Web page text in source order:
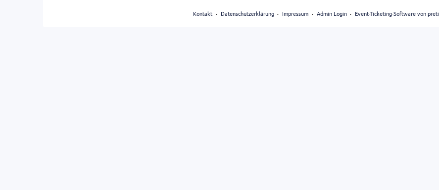
Kontakt Datenschutzerklärung Impressum Admin Login Event-Ticketing-Software von